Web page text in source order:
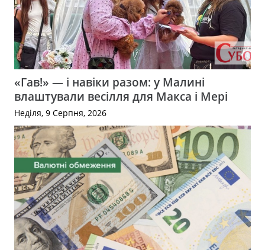
«Гав!» — і навіки разом: у Малині
влаштували весілля для Макса і Мері
Неділя, 9 Серпня, 2026